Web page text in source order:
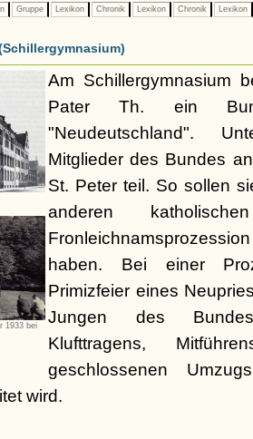
Gruppe Lexikon Chronik Lexikon Chronik Lexikon
1933 bei
Am Schillergymnasium
Pater Th. ein
"Neudeutschland".
Mitglieder des Bundes
St. Peter teil. So sollen
anderen
haben. Bei einer
Primizfeier eines
Jungen des
Klufttragens,
geschlossenen
wird.